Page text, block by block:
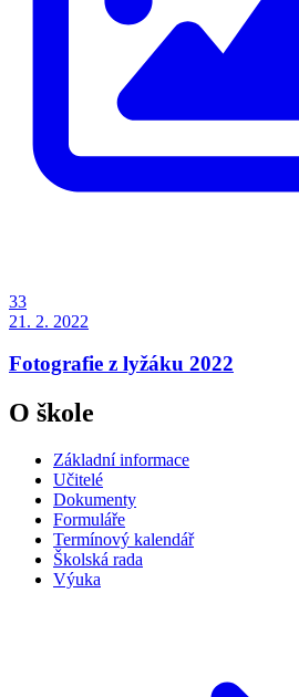
33
21. 2. 2022
Fotografie z lyžáku 2022
O škole
Základní informace
Učitelé
Dokumenty
Formuláře
Termínový kalendář
Školská rada
Výuka